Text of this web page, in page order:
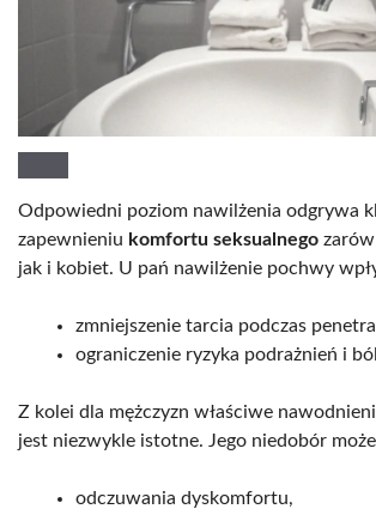
Odpowiedni poziom nawilżenia odgrywa
zapewnieniu komfortu seksualnego
jak i kobiet. U pań nawilżenie pochwy
zmniejszenie tarcia podczas
ograniczenie ryzyka podrażnień i
Z kolei dla mężczyzn właściwe
jest niezwykle istotne. Jego niedobór
odczuwania dyskomfortu,